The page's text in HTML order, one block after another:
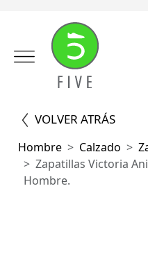
VOLVER ATRÁS
Hombre Calzado
Zapatillas Victoria
Hombre.